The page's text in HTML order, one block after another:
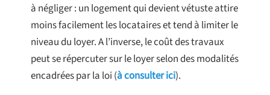
à négliger : un logement qui devient vétuste attire
moins facilement les locataires et tend à limiter le
niveau du loyer. A l’inverse, le coût des travaux
peut se répercuter sur le loyer selon des modalités
encadrées par la loi (à consulter ici).